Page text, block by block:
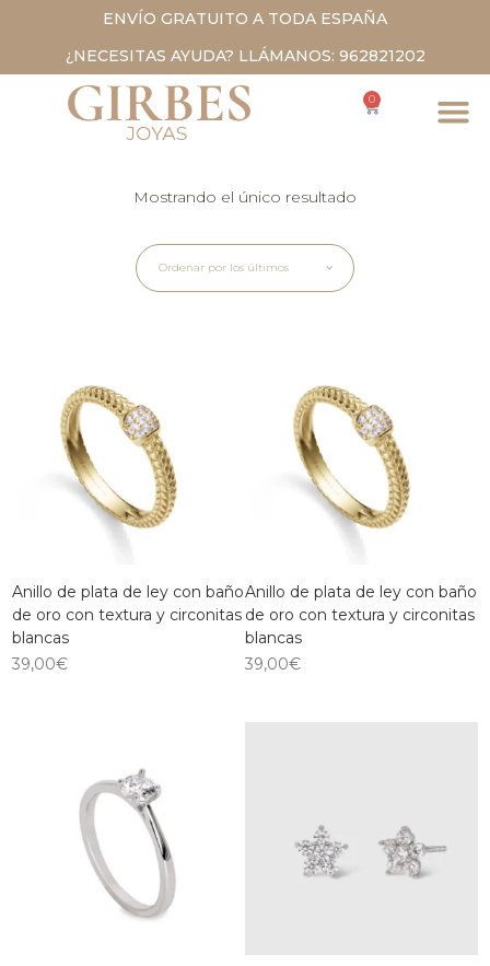
ENVÍO GRATUITO A TODA ESPAÑA
¿NECESITAS AYUDA? LLÁMANOS: 962821202
0
Mostrando el único resultado
Ordenar por los últimos
Anillo de plata de ley con baño
de oro con textura y circonitas
blancas
39,00€
Anillo de plata de ley con baño
de oro con textura y circonitas
blancas
39,00€